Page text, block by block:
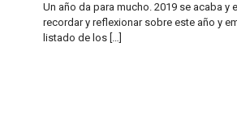
Un año da para mucho. 2019 se acaba y
recordar y reflexionar sobre este año y
listado de los […]